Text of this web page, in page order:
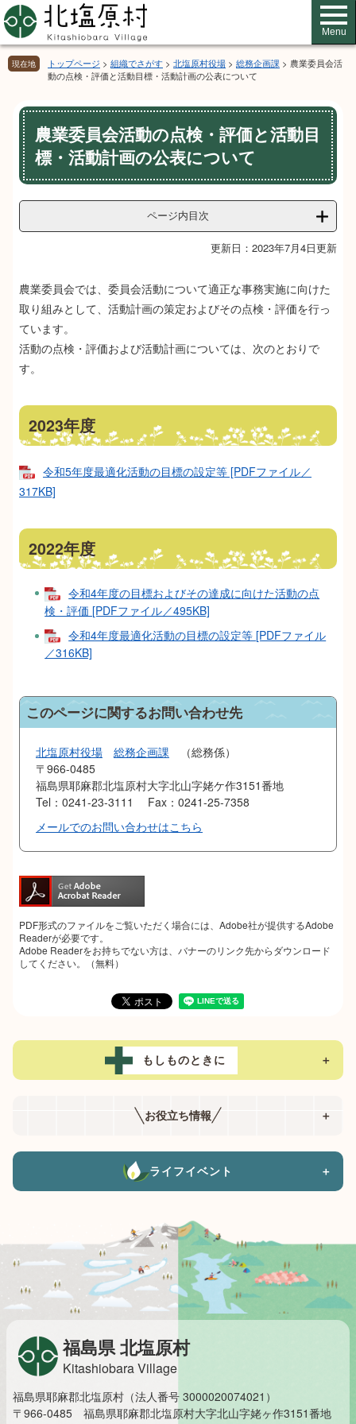
ペ
ー
ジ
の
先
メ
ニ
ュ
ー
を
Menu
現在地 トップページ > 組織でさがす > 北塩原村役場 > 総務企画課 > 農業委員会活
動の点検・評価と活動目標・活動計画の公表について
本
文
農業委員会活動の点検・評価と活動目
標・活動計画の公表について
ページ内目次
更新日：2023年7月4日更新
農業委員会では、委員会活動について適正な事務実施に向けた
取り組みとして、活動計画の策定およびその点検・評価を行っ
ています。
活動の点検・評価および活動計画については、次のとおりで
す。
2023年度
令和5年度最適化活動の目標の設定等 [PDFファイル／
317KB]
2022年度
令和4年度の目標およびその達成に向けた活動の点
検・評価 [PDFファイル／495KB]
令和4年度最適化活動の目標の設定等 [PDFファイル
／316KB]
このページに関するお問い合わせ先
北塩原村役場 総務企画課
総務係
〒966-0485
福島県耶麻郡北塩原村大字北山字姥ケ作3151番地
Tel：0241-23-3111
Fax：0241-25-7358
メールでのお問い合わせはこちら
PDF形式のファイルをご覧いただく場合には、Adobe社が提供するAdobe
Readerが必要です。
Adobe Readerをお持ちでない方は、バナーのリンク先からダウンロード
してください。（無料）
もしものときに ＋
お役立ち情報 ＋
ライフイベント ＋
福島県 北塩原村
Kitashiobara Village
福島県耶麻郡北塩原村（法人番号 3000020074021）
〒966-0485 福島県耶麻郡北塩原村大字北山字姥ヶ作3151番地